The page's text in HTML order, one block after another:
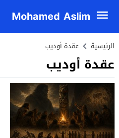
Mohamed Aslim
الرئيسية عقدة أوديب
عقدة أوديب